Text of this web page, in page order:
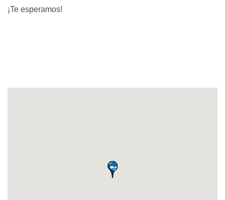
¡Te esperamos!
Dirección: Cl. 92 # 16-11